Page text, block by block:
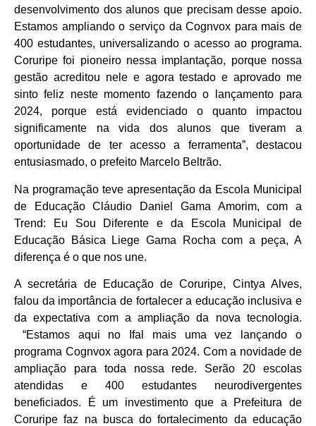
desenvolvimento dos alunos que precisam desse apoio.
Estamos ampliando o serviço da Cognvox para mais de
400 estudantes, universalizando o acesso ao programa.
Coruripe foi pioneiro nessa implantação, porque nossa
gestão acreditou nele e agora testado e aprovado me
sinto feliz neste momento fazendo o lançamento para
2024, porque está evidenciado o quanto impactou
significamente na vida dos alunos que tiveram a
oportunidade de ter acesso a ferramenta”, destacou
entusiasmado, o prefeito Marcelo Beltrão.
Na programação teve apresentação da Escola Municipal
de Educação Cláudio Daniel Gama Amorim, com a
Trend: Eu Sou Diferente e da Escola Municipal de
Educação Básica Liege Gama Rocha com a peça, A
diferença é o que nos une.
A secretária de Educação de Coruripe, Cintya Alves,
falou da importância de fortalecer a educação inclusiva e
da expectativa com a ampliação da nova tecnologia.
“Estamos aqui no Ifal mais uma vez lançando o
programa Cognvox agora para 2024. Com a novidade de
ampliação para toda nossa rede. Serão 20 escolas
atendidas e 400 estudantes neurodivergentes
beneficiados. É um investimento que a Prefeitura de
Coruripe faz na busca do fortalecimento da educação